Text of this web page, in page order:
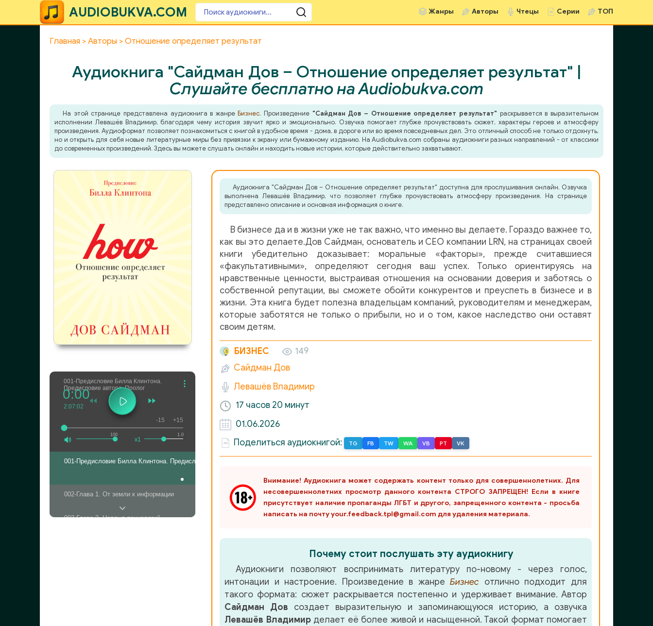
AUDIOBUKVA.COM Жанры Авторы Чтецы Серии ТОП
Главная Авторы Отношение определяет результат
Аудиокнига "Сайдман Дов – Отношение определяет результат" |
Слушайте бесплатно на Audiobukva.com
На этой странице представлена аудиокнига в жанреБизнес. Произведение "Сайдман Дов – Отношение определяет результат" раскрывается в выразительном
исполнении Левашёв Владимир, благодаря чему история звучит ярко и эмоционально. Озвучка помогает глубже прочувствовать сюжет, характеры героев и атмосферу
произведения. Аудиоформат позволяет познакомиться с книгой в удобное время - дома, в дороге или во время повседневных дел. Это отличный способ не только отдохнуть,
но и открыть для себя новые литературные миры без привязки к экрану или бумажному изданию. На Audiobukva.com собраны аудиокниги разных направлений - от классики
до современных произведений. Здесь вы можете слушать онлайн и находить новые истории, которые действительно захватывают.
001-Предисловие Билла Клинтона.
Предисловие автора. Пролог
100
0:00
2:07:02
1.0
x1
-15 +15
001-Предисловие Билла Клинтона. Предисловие автора. Пролог
002-Глава 1. От земли к информации
003-Глава 2. Наплыв технологий
Аудиокнига "Сайдман Дов – Отношение определяет результат" доступна для прослушивания онлайн. Озвучка
выполнена Левашёв Владимир, что позволяет глубже прочувствовать атмосферу произведения. На странице
представлено описание и основная информация о книге.
В бизнесе да и в жизни уже не так важно, что именно вы делаете. Гораздо важнее то,
как вы это делаете.Дов Сайдман, основатель и CEO компании LRN, на страницах своей
книги убедительно доказывает: моральные «факторы», прежде считавшиеся
«факультативными», определяют сегодня ваш успех. Только ориентируясь на
нравственные ценности, выстраивая отношения на основании доверия и заботясь о
собственной репутации, вы сможете обойти конкурентов и преуспеть в бизнесе и в
жизни. Эта книга будет полезна владельцам компаний, руководителям и менеджерам,
которые заботятся не только о прибыли, но и о том, какое наследство они оставят
своим детям.
БИЗНЕС
149
Сайдман Дов
Левашёв Владимир
17 часов 20 минут
01.06.2026
Поделиться аудиокнигой:
TG FB TW WA VB PT VK
Внимание! Аудиокнига может содержать контент только для совершеннолетних. Для
несовершеннолетних просмотр данного контента СТРОГО ЗАПРЕЩЕН! Если в книге
присутствует наличие пропаганды ЛГБТ и другого, запрещенного контента - просьба
написать на почту your.feedback.tpl@gmail.com для удаления материала.
Почему стоит послушать эту аудиокнигу
Аудиокниги позволяют воспринимать литературу по-новому - через голос,
интонации и настроение. Произведение в жанреБизнес отлично подходит для
такого формата: сюжет раскрывается постепенно и удерживает внимание. Автор
Сайдман Дов создает выразительную и запоминающуюся историю, а озвучка
Левашёв Владимирделает её более живой и насыщенной. Такой формат помогает